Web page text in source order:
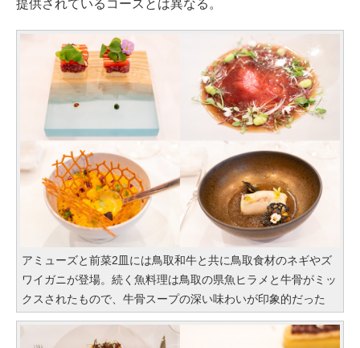
提供されているコースとは異なる。
アミューズと前菜2皿には鳥取和牛と共に鳥取食材のネギやズ
ワイガニが登場。続く魚料理は鳥取の県魚ヒラメと牛骨がミッ
クスされたもので、牛骨スープの深い味わいが印象的だった